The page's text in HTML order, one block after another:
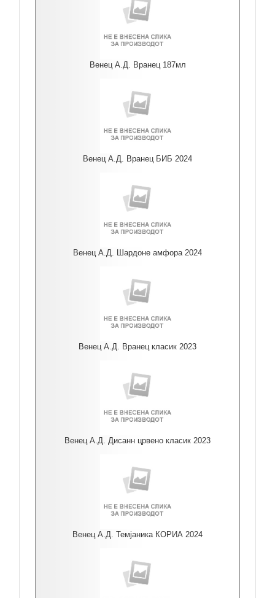
Венец А.Д. Вранец 187мл
Венец А.Д. Вранец БИБ 2024
Венец А.Д. Шардоне амфора 2024
Венец А.Д. Вранец класик 2023
Венец А.Д. Дисанн црвено класик 2023
Венец А.Д. Темјаника КОРИА 2024